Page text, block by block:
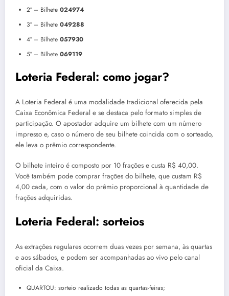
2º – Bilhete 024974
3º – Bilhete 049288
4º – Bilhete 057930
5º – Bilhete 069119
Loteria Federal: como jogar?
A Loteria Federal é uma modalidade tradicional oferecida pela
Caixa Econômica Federal e se destaca pelo formato simples de
participação. O apostador adquire um bilhete com um número
impresso e, caso o número de seu bilhete coincida com o sorteado,
ele leva o prêmio correspondente.
O bilhete inteiro é composto por 10 frações e custa R$ 40,00.
Você também pode comprar frações do bilhete, que custam R$
4,00 cada, com o valor do prêmio proporcional à quantidade de
frações adquiridas.
Loteria Federal: sorteios
As extrações regulares ocorrem duas vezes por semana, às quartas
e aos sábados, e podem ser acompanhadas ao vivo pelo canal
oficial da Caixa.
QUARTOU: sorteio realizado todas as quartas-feiras;